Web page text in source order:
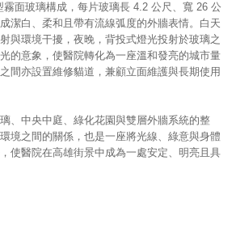
面玻璃構成，每片玻璃長 4.2 公尺、寬 26 公
潔白、柔和且帶有流線弧度的外牆表情。白天
與環境干擾，夜晚，背投式燈光投射於玻璃之
的意象，使醫院轉化為一座溫和發亮的城市量
間亦設置維修貓道，兼顧立面維護與長期使用
、中央中庭、綠化花園與雙層外牆系統的整
境之間的關係，也是一座將光線、綠意與身體
使醫院在高雄街景中成為一處安定、明亮且具